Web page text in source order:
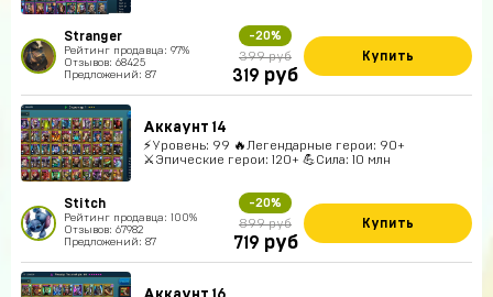
Stranger
Рейтинг продавца: 97%
Отзывов: 68425
Предложений: 87
-20%
399 руб
319 руб
Купить
Аккаунт 14
⚡Уровень: 99 🔥Легендарные герои: 90+
⚔️Эпические герои: 120+ 💪Сила: 10 млн
Stitch
Рейтинг продавца: 100%
Отзывов: 67982
Предложений: 87
-20%
899 руб
719 руб
Купить